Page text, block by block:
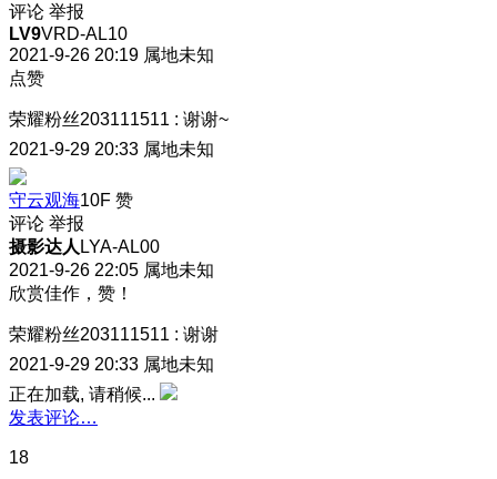
评论 举报
LV9VRD-AL10
2021-9-26 20:19 属地未知
点赞
荣耀粉丝203111511 : 谢谢~
2021-9-29 20:33 属地未知
守云观海10F 赞
评论 举报
摄影达人 LYA-AL00
2021-9-26 22:05 属地未知
欣赏佳作，赞！
荣耀粉丝203111511 : 谢谢
2021-9-29 20:33 属地未知
正在加载, 请稍候...
发表评论…
18